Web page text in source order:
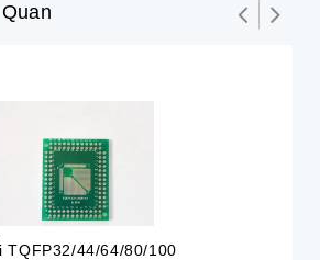
TQFP32/44/64/80/100